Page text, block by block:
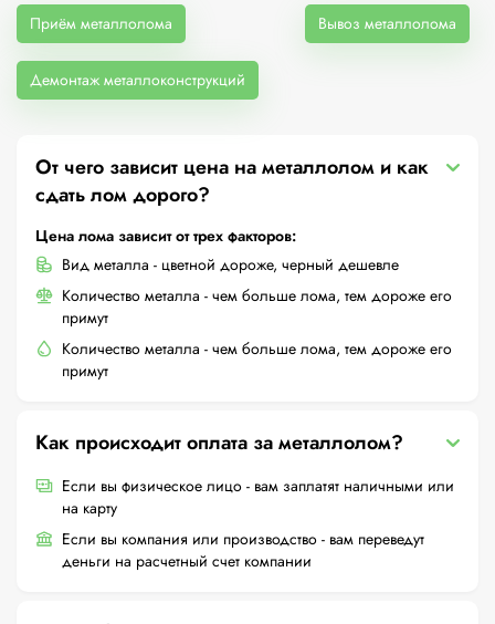
Приём металлолома Вывоз металлолома
Демонтаж металлоконструкций
От чего зависит цена на металлолом и как
сдать лом дорого?
Цена лома зависит от трех факторов:
Вид металла - цветной дороже, черный дешевле
Количество металла - чем больше лома, тем дороже его
примут
Количество металла - чем больше лома, тем дороже его
примут
Как происходит оплата за металлолом?
Если вы физическое лицо - вам заплатят наличными или
на карту
Если вы компания или производство - вам переведут
деньги на расчетный счет компании